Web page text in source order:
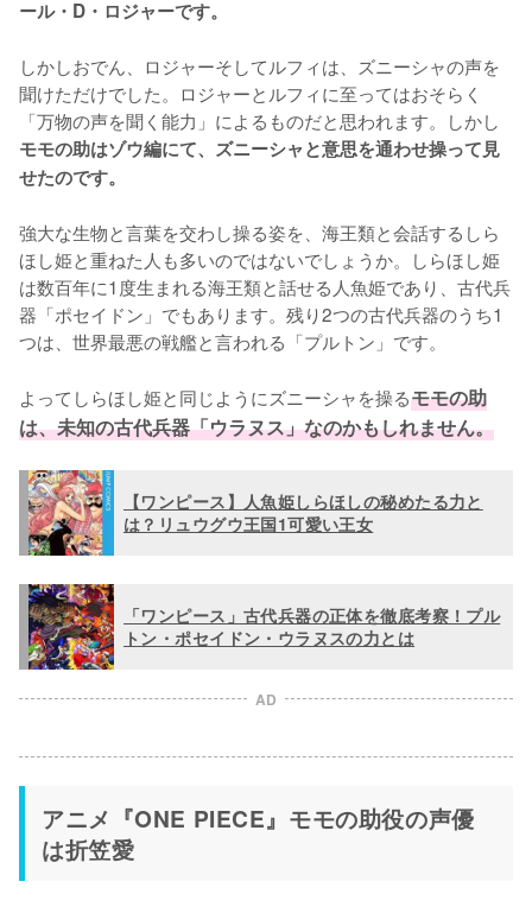
ール・D・ロジャーです。
しかしおでん、ロジャーそしてルフィは、ズニーシャの声を
聞けただけでした。ロジャーとルフィに至ってはおそらく
「万物の声を聞く能力」によるものだと思われます。しかし
モモの助はゾウ編にて、ズニーシャと意思を通わせ操って見
せたのです。
強大な生物と言葉を交わし操る姿を、海王類と会話するしら
ほし姫と重ねた人も多いのではないでしょうか。しらほし姫
は数百年に1度生まれる海王類と話せる人魚姫であり、古代兵
器「ポセイドン」でもあります。残り2つの古代兵器のうち1
つは、世界最悪の戦艦と言われる「プルトン」です。
よってしらほし姫と同じようにズニーシャを操るモモの助
は、未知の古代兵器「ウラヌス」なのかもしれません。
【ワンピース】人魚姫しらほしの秘めたる力と
は？リュウグウ王国1可愛い王女
「ワンピース」古代兵器の正体を徹底考察！プル
トン・ポセイドン・ウラヌスの力とは
AD
アニメ『ONE PIECE』モモの助役の声優
は折笠愛